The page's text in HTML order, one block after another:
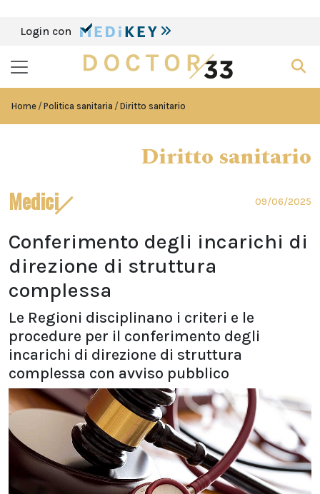
Login con
Home Politica sanitaria Diritto sanitario
Diritto sanitario
Medici 09/06/2025
Conferimento degli incarichi di
direzione di struttura
complessa
Le Regioni disciplinano i criteri e le
procedure per il conferimento degli
incarichi di direzione di struttura
complessa con avviso pubblico